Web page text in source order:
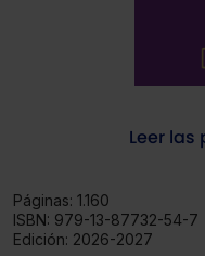
Leer
Páginas: 1.160
ISBN: 979-13-87732-54-7
Edición: 2026-2027